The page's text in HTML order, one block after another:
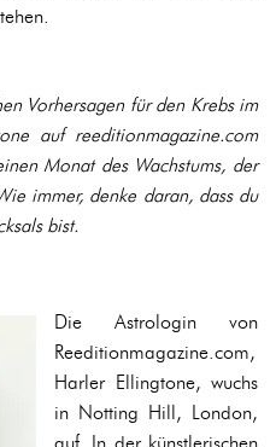
Vorhersagen für den Krebs im
auf reeditionmagazine.com
Monat des Wachstums, der
immer, denke daran, dass du
bist.
Die Astrologin von
Reeditionmagazine.com,
Harler Ellingtone, wuchs
in Notting Hill, London,